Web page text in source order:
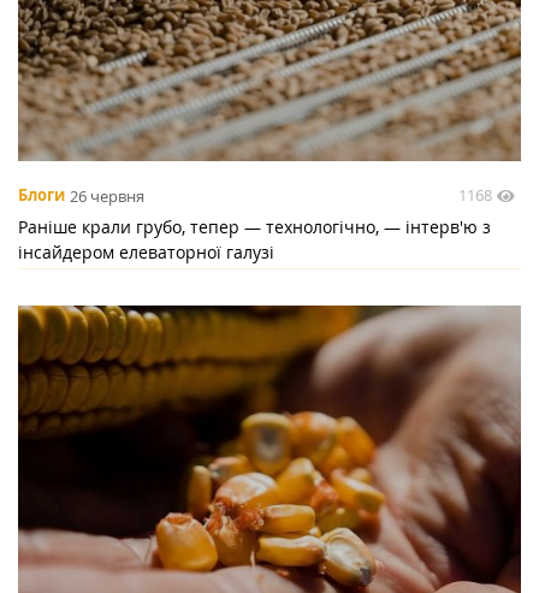
Блоги 26 червня 1168
Раніше крали грубо, тепер — технологічно, — інтерв'ю з
інсайдером елеваторної галузі